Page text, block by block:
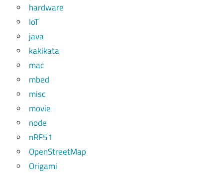
hardware
IoT
java
kakikata
mac
mbed
misc
movie
node
nRF51
OpenStreetMap
Origami